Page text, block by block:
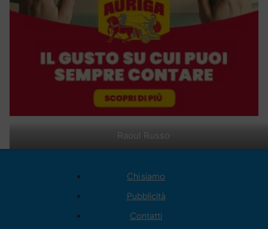
Raoul Russo
Chi siamo
Pubblicità
Contatti